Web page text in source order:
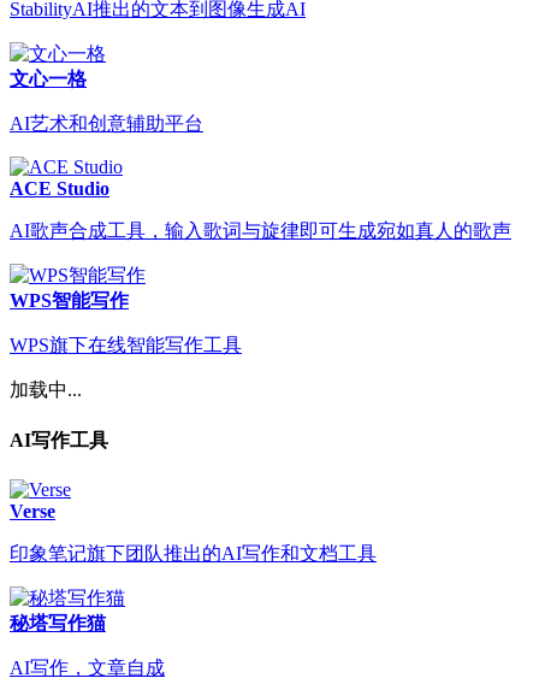
StabilityAI推出的文本到图像生成AI
文心一格
AI艺术和创意辅助平台
ACE Studio
AI歌声合成工具，输入歌词与旋律即可生成宛如真人的歌声
WPS智能写作
WPS旗下在线智能写作工具
加载中...
AI写作工具
Verse
印象笔记旗下团队推出的AI写作和文档工具
秘塔写作猫
AI写作，文章自成